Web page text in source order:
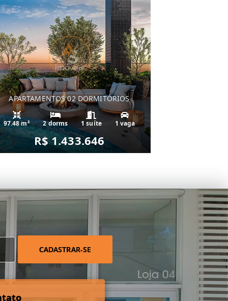
APARTAMENTOS 02 DORMITÓRIOS
97.48 m² 2 dorms 1 suíte 1 vaga
R$ 1.433.646
CADASTRAR-SE